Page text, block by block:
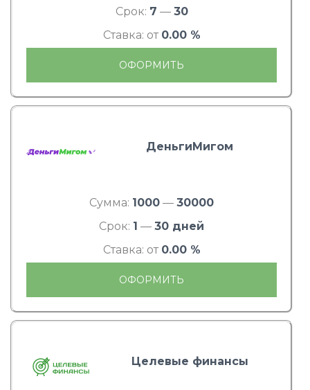
Срок: 7 — 30
Ставка: от 0.00 %
ОФОРМИТЬ
ДеньгиМигом
Сумма: 1000 — 30000
Срок: 1 — 30 дней
Ставка: от 0.00 %
ОФОРМИТЬ
Целевые финансы